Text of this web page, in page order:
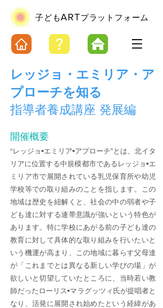
​子どもARTプラットフォーム
レッジョ・エミリア・ア
プローチを知る
指導者養成講座 発展編
開催概要
“レッジョ•エミリア•アプローチ”とは、北イタ
リアに位置する中規模都市であるレッジョ•エ
ミリア市で展開されている乳児保育所や幼児
学校等での取り組みのことを指します。この
地域は歴史を紐解くと、社会の中の弱者や子
ども達に対する連帯意識が強いという特色が
あります。特に学校にあがる前の子ども達の
教育に対して具体的な取り組みを行いたいと
いう機運が高まり、この地域に暮らす父母達
が「これまでとは異なる新しい学びの場」が
欲しいと切望していたところに、当時若い教
師だったローリス•マラグッツィ氏が提唱者と
なり、活発に展開され始めたという経緯があ